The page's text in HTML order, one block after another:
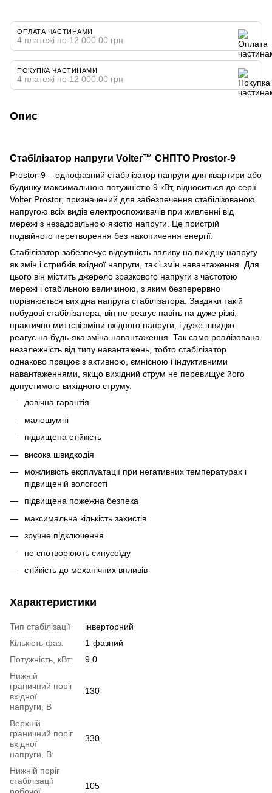
ОПЛАТА ЧАСТИНАМИ
4 платежі по 12 000.00 грн
ПОКУПКА ЧАСТИНАМИ
4 платежі по 12 000.00 грн
Опис
Стабілізатор напруги Volter™ СНПТО Prostor-9
Prostor-9 – однофазний стабілізатор напруги для квартири або
будинку максимальною потужністю 9 кВт, відноситься до серії
Volter Prostor, призначений для забезпечення стабілізованою
напругою всіх видів електроспоживачів при живленні від
мережі з незадовільною якістю напруги. Це пристрій
подвійного перетворення без накопичення енергії.
Стабілізатор забезпечує відсутність впливу на вихідну напругу
як змін і стрибків вхідної напруги, так і змін навантаження. Для
цього він містить джерело зразкового напруги з частотою
мережі і стабільною величиною, з яким безперервно
порівнюється вихідна напруга стабілізатора. Завдяки такій
побудові стабілізатора, він не реагує навіть на дуже різкі,
практично миттєві зміни вхідного напруги, і дуже швидко
реагує на будь-яка зміна навантаження. Так само реалізована
незалежність від типу навантажень, тобто стабілізатор
однаково працює з активною, ємнісною і індуктивними
навантаженнями, якщо вихідний струм не перевищує його
допустимого вихідного струму.
довічна гарантія
малошумні
підвищена стійкість
висока швидкодія
можливість експлуатації при негативних температурах і
підвищеній вологості
підвищена пожежна безпека
максимальна кількість захистів
зручне підключення
не спотворюють синусоїду
стійкість до механічних впливів
Характеристики
Тип стабілізації
інверторний
Кількість фаз:
1-фазний
Потужність, кВт:
9.0
Нижній
граничний поріг
вхідної
напруги, В
130
Верхній
граничний поріг
вхідної
напруги, В:
330
Нижній поріг
стабілізації
105